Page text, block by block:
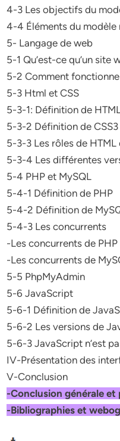
4-3 Les objectifs du
4-4 Éléments du modèle
5- Langage de web
5-1 Qu’est-ce qu’un site
5-2 Comment
5-3 Html et CSS
5-3-1: Définition de
5-3-2 Définition de CSS3
5-3-3 Les rôles de HTML
5-3-4 Les différentes
5-4 PHP et MySQL
5-4-1 Définition de PHP
5-4-2 Définition de
5-4-3 Les concurrents
-Les concurrents de PHP
-Les concurrents de
5-5 PhpMyAdmin
5-6 JavaScript
5-6-1 Définition de
5-6-2 Les versions de
5-6-3 JavaScript n’est
IV-Présentation des
V-Conclusion
-Conclusion générale et
-Bibliographies et